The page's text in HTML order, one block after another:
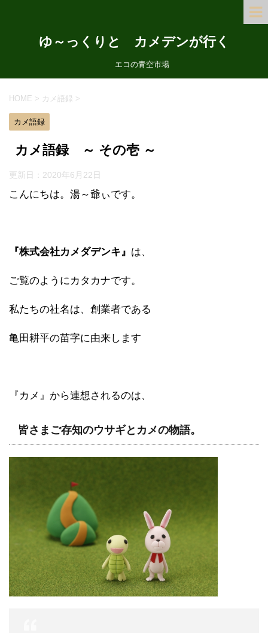
ゆ～っくりと カメデンが行く
エコの青空市場
HOME > カメ語録 >
カメ語録
カメ語録 ～ その壱 ～
更新日： 2020年6月22日
こんにちは。湯～爺ぃです。
『株式会社カメダデンキ』 は、
ご覧のようにカタカナです。
私たちの社名は、創業者である
亀田耕平の苗字に由来します
『カメ』から連想されるのは、
皆さまご存知のウサギとカメの物語。